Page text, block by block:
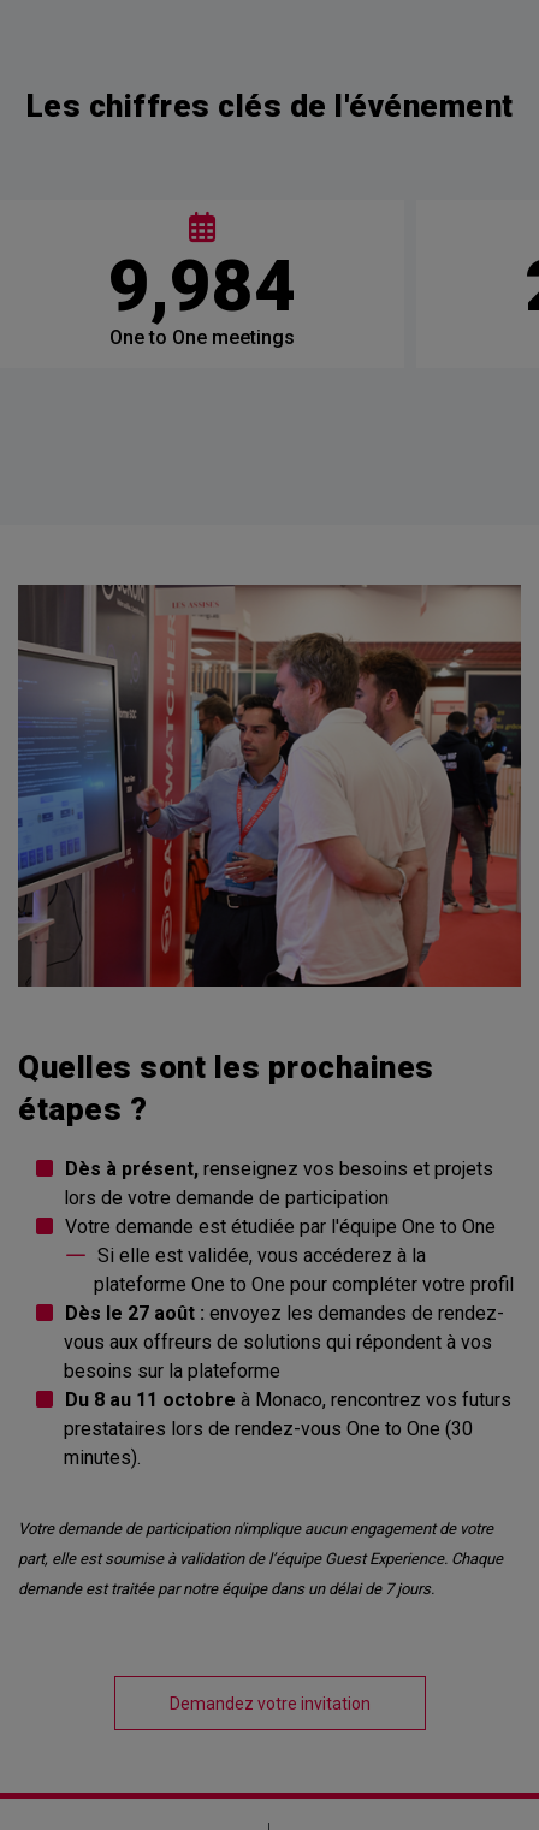
Les chiffres clés de l'événement
12,000
One to One meetings
Quelles sont les prochaines
étapes ?
Dès à présent, renseignez vos besoins et projets
lors de votre demande de participation
Votre demande est étudiée par l'équipe One to One
Si elle est validée, vous accéderez à la
plateforme One to One pour compléter votre profil
Dès le 27 août : envoyez les demandes de rendez-
vous aux offreurs de solutions qui répondent à vos
besoins sur la plateforme
Du 8 au 11 octobre à Monaco, rencontrez vos futurs
prestataires lors de rendez-vous One to One (30
minutes).
Votre demande de participation n'implique aucun engagement de votre
part, elle est soumise à validation de l’équipe Guest Experience. Chaque
demande est traitée par notre équipe dans un délai de 7 jours.
Demandez votre invitation